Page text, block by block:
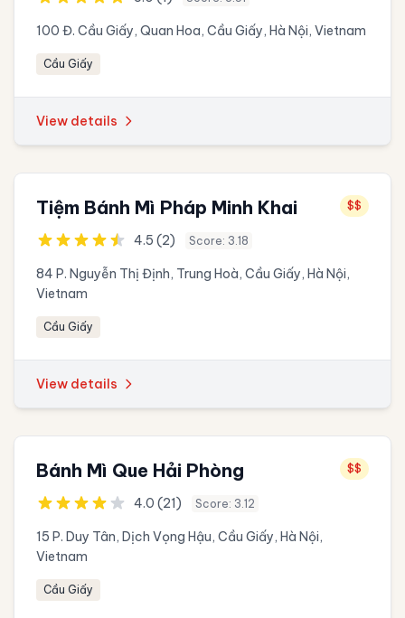
100 Đ. Cầu Giấy, Quan Hoa, Cầu Giấy, Hà Nội, Vietnam
Cầu Giấy
View details
Tiệm Bánh Mì Pháp Minh Khai $$
4.5 (2) Score: 3.18
84 P. Nguyễn Thị Định, Trung Hoà, Cầu Giấy, Hà Nội,
Vietnam
Cầu Giấy
View details
Bánh Mì Que Hải Phòng $$
4.0 (21) Score: 3.12
15 P. Duy Tân, Dịch Vọng Hậu, Cầu Giấy, Hà Nội,
Vietnam
Cầu Giấy